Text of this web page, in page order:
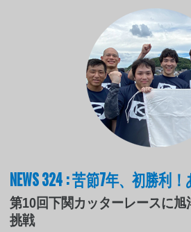
NEWS 324 : 苦節7年、初勝利
第10回下関カッターレースに
挑戦